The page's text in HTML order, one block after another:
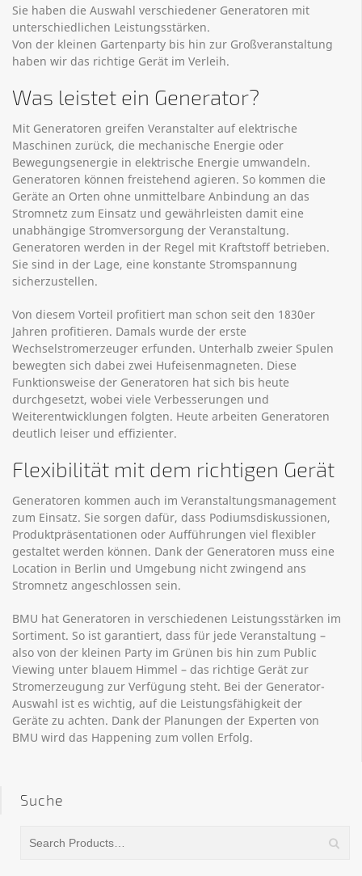
Sie haben die Auswahl verschiedener Generatoren mit
unterschiedlichen Leistungsstärken.
Von der kleinen Gartenparty bis hin zur Großveranstaltung
haben wir das richtige Gerät im Verleih.
Was leistet ein Generator?
Mit Generatoren greifen Veranstalter auf elektrische
Maschinen zurück, die mechanische Energie oder
Bewegungsenergie in elektrische Energie umwandeln.
Generatoren können freistehend agieren. So kommen die
Geräte an Orten ohne unmittelbare Anbindung an das
Stromnetz zum Einsatz und gewährleisten damit eine
unabhängige Stromversorgung der Veranstaltung.
Generatoren werden in der Regel mit Kraftstoff betrieben.
Sie sind in der Lage, eine konstante Stromspannung
sicherzustellen.
Von diesem Vorteil profitiert man schon seit den 1830er
Jahren profitieren. Damals wurde der erste
Wechselstromerzeuger erfunden. Unterhalb zweier Spulen
bewegten sich dabei zwei Hufeisenmagneten. Diese
Funktionsweise der Generatoren hat sich bis heute
durchgesetzt, wobei viele Verbesserungen und
Weiterentwicklungen folgten. Heute arbeiten Generatoren
deutlich leiser und effizienter.
Flexibilität mit dem richtigen Gerät
Generatoren kommen auch im Veranstaltungsmanagement
zum Einsatz. Sie sorgen dafür, dass Podiumsdiskussionen,
Produktpräsentationen oder Aufführungen viel flexibler
gestaltet werden können. Dank der Generatoren muss eine
Location in Berlin und Umgebung nicht zwingend ans
Stromnetz angeschlossen sein.
BMU hat Generatoren in verschiedenen Leistungsstärken im
Sortiment. So ist garantiert, dass für jede Veranstaltung –
also von der kleinen Party im Grünen bis hin zum Public
Viewing unter blauem Himmel – das richtige Gerät zur
Stromerzeugung zur Verfügung steht. Bei der Generator-
Auswahl ist es wichtig, auf die Leistungsfähigkeit der
Geräte zu achten. Dank der Planungen der Experten von
BMU wird das Happening zum vollen Erfolg.
Suche